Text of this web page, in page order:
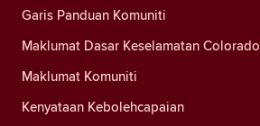
Garis Panduan Komuniti
Maklumat Dasar Keselamatan Colorado
Maklumat Komuniti
Kenyataan Kebolehcapaian